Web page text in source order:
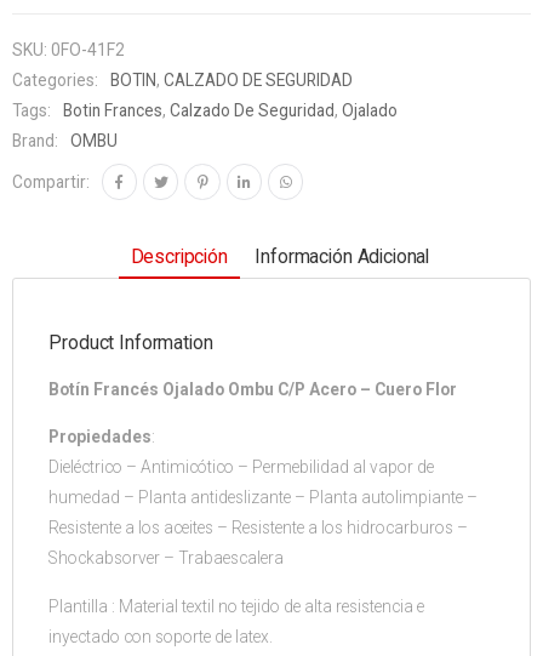
SKU: 0FO-41F2
Categories:
BOTIN, CALZADO DE SEGURIDAD
Tags:
Botin Frances, Calzado De Seguridad, Ojalado
Brand:
OMBU
Compartir:
Descripción Información Adicional
Product Information
Botín Francés Ojalado Ombu C/P Acero – Cuero Flor
Propiedades:
Dieléctrico – Antimicótico – Permebilidad al vapor de
humedad – Planta antideslizante – Planta autolimpiante –
Resistente a los aceites – Resistente a los hidrocarburos –
Shockabsorver – Trabaescalera
Plantilla : Material textil no tejido de alta resistencia e
inyectado con soporte de latex.